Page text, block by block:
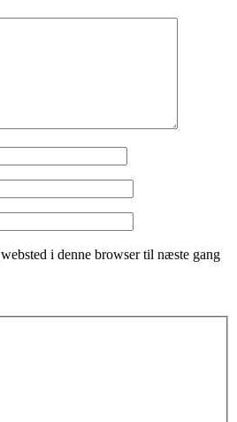
i denne browser til næste gang